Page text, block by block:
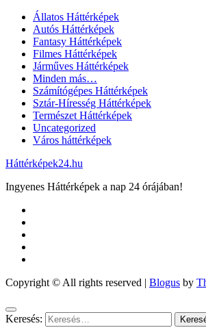
Állatos Háttérképek
Autós Háttérképek
Fantasy Háttérképek
Filmes Háttérképek
Járműves Háttérképek
Minden más…
Számítógépes Háttérképek
Sztár-Híresség Háttérképek
Természet Háttérképek
Uncategorized
Város háttérképek
Háttérképek24.hu
Ingyenes Háttérképek a nap 24 órájában!
Copyright © All rights reserved | Blogus by
Keresés: